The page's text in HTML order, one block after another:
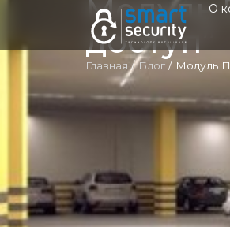
О
Модуль
доступ”
Главная /Блог/ Модуль